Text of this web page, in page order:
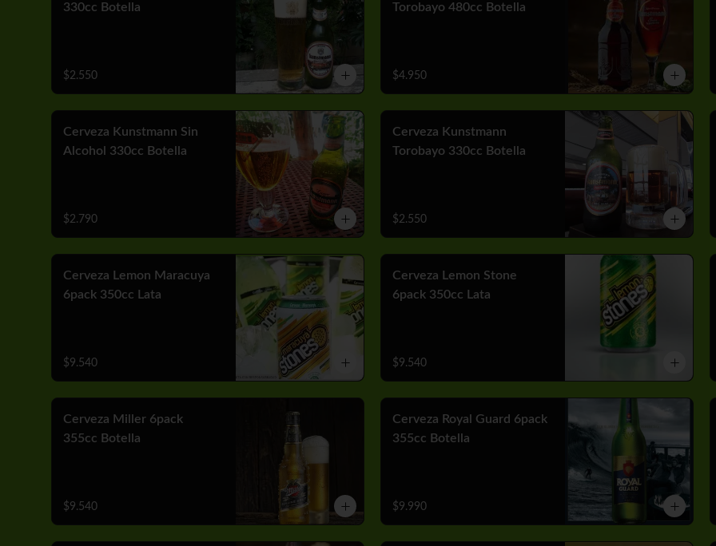
330cc Botella
$2.550
Torobayo 480cc Botella
$4.950
Cerveza Kunstmann Sin
Alcohol 330cc Botella
$2.790
Cerveza Kunstmann
Torobayo 330cc Botella
$2.550
Cerveza Lemon Maracuya
6pack 350cc Lata
$9.540
Cerveza Lemon Stone
6pack 350cc Lata
$9.540
Cerveza Miller 6pack
355cc Botella
$9.540
Cerveza Royal Guard 6pack
355cc Botella
$9.990